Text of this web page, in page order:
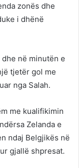
zonës dhe
i dhënë
në minutën e
tjetër gol me
nga Salah.
me kualifikimin
Zelanda e
ndaj Belgjikës në
gjallë shpresat.